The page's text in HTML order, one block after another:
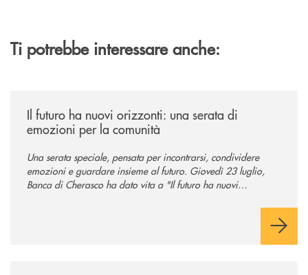
Ti potrebbe interessare anche:
Il futuro ha nuovi orizzonti: una serata di
emozioni per la comunità
Una serata speciale, pensata per incontrarsi, condividere
emozioni e guardare insieme al futuro. Giovedì 23 luglio,
Banca di Cherasco ha dato vita a "Il futuro ha nuovi